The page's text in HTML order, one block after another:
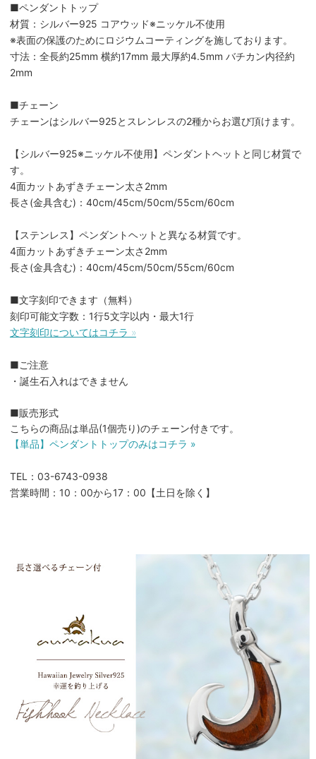
■ペンダントトップ
材質：シルバー925 コアウッド※ニッケル不使用
※表面の保護のためにロジウムコーティングを施しております。
寸法：全長約25mm 横約17mm 最大厚約4.5mm バチカン内径約
2mm
■チェーン
チェーンはシルバー925とスレンレスの2種からお選び頂けます。
【シルバー925※ニッケル不使用】ペンダントヘットと同じ材質で
す。
4面カットあずきチェーン太さ2mm
長さ(金具含む)：40cm/45cm/50cm/55cm/60cm
【ステンレス】ペンダントヘットと異なる材質です。
4面カットあずきチェーン太さ2mm
長さ(金具含む)：40cm/45cm/50cm/55cm/60cm
■文字刻印できます（無料）
刻印可能文字数：1行5文字以内・最大1行
文字刻印についてはコチラ »
■ご注意
・誕生石入れはできません
■販売形式
こちらの商品は単品(1個売り)のチェーン付きです。
【単品】ペンダントトップのみはコチラ »
TEL：03-6743-0938
営業時間：10：00から17：00【土日を除く】